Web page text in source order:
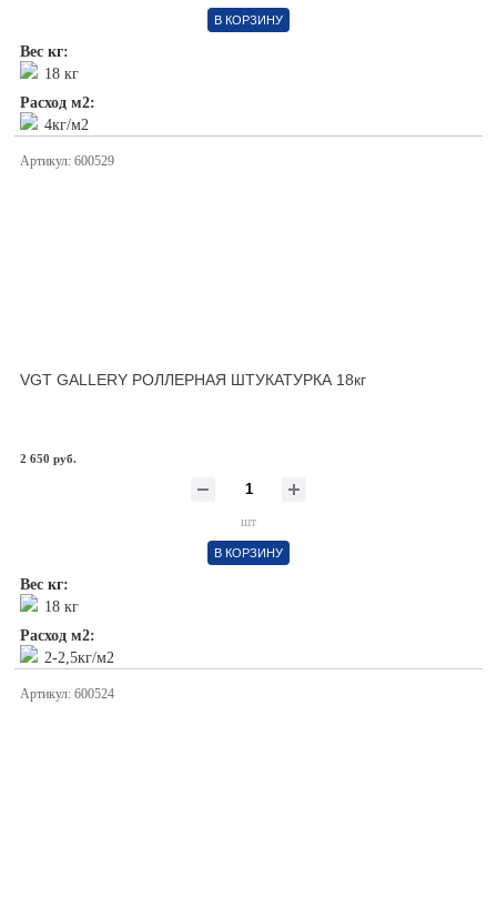
В КОРЗИНУ
Вес кг:
18 кг
Расход м2:
4кг/м2
Артикул: 600529
VGT GALLERY РОЛЛЕРНАЯ ШТУКАТУРКА 18кг
2 650 руб.
шт
В КОРЗИНУ
Вес кг:
18 кг
Расход м2:
2-2,5кг/м2
Артикул: 600524